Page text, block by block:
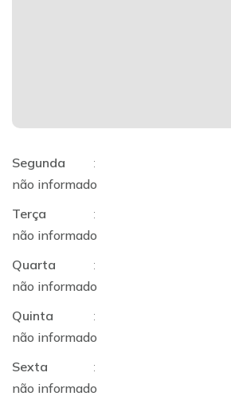
Segunda
:
não informado
Terça
:
não informado
Quarta
:
não informado
Quinta
:
não informado
Sexta
:
não informado